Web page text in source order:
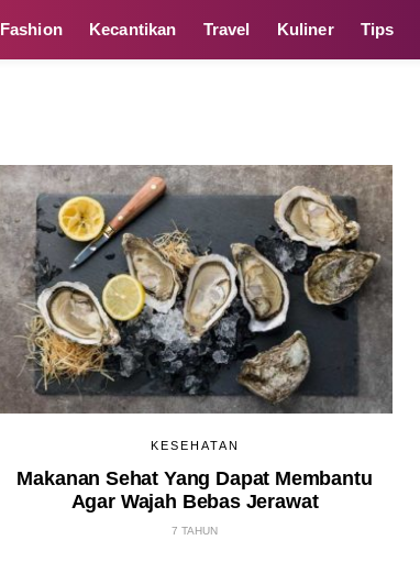
Fashion Kecantikan Travel Kuliner Tips
KESEHATAN
Makanan Sehat Yang Dapat Membantu
Agar Wajah Bebas Jerawat
7 TAHUN